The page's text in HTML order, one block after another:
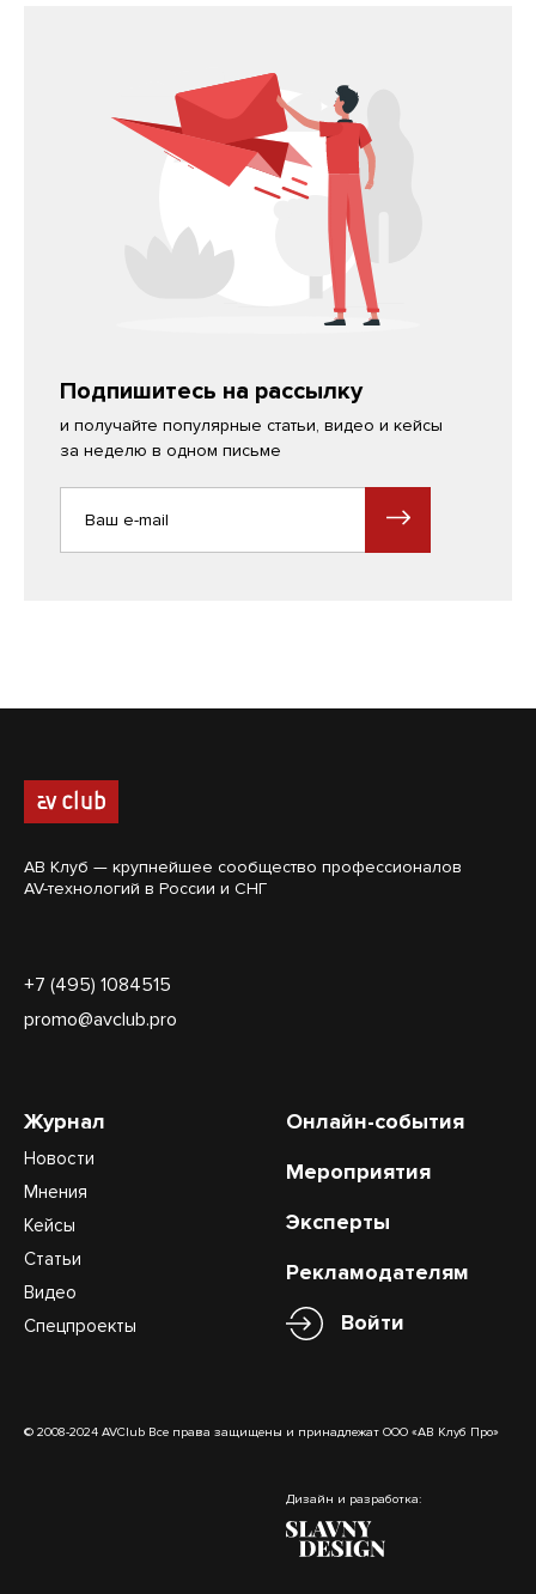
Подпишитесь на рассылку
и получайте популярные статьи, видео и кейсы
за неделю в одном письме
АВ Клуб — крупнейшее сообщество профессионалов
AV-технологий в России и СНГ
+7 (495) 1084515
promo@avclub.pro
Журнал
Новости
Мнения
Кейсы
Статьи
Видео
Спецпроекты
Онлайн-события
Мероприятия
Эксперты
Рекламодателям
Войти
© 2008-2024 AVClub Все права защищены и принадлежат ООО «АВ Клуб Про»
Дизайн и разработка: